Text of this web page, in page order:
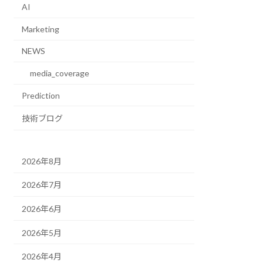
AI
Marketing
NEWS
media_coverage
Prediction
技術ブログ
2026年8月
2026年7月
2026年6月
2026年5月
2026年4月